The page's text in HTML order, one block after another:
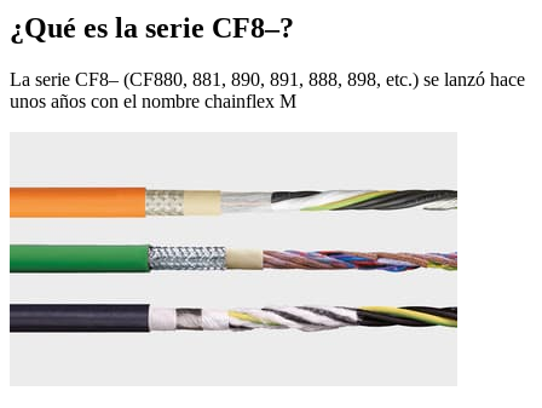
¿Qué es la serie CF8–?
La serie CF8– (CF880, 881, 890, 891, 888, 898, etc.) se lanzó hace
unos años con el nombre chainflex M